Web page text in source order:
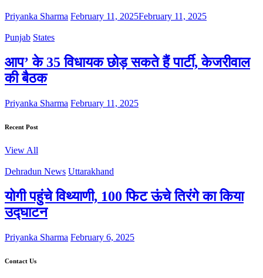
Priyanka Sharma February 11, 2025February 11, 2025
Punjab States
आप’ के 35 विधायक छोड़ सकते हैं पार्टी, केजरीवाल
की बैठक
Priyanka Sharma February 11, 2025
Recent Post
View All
Dehradun News Uttarakhand
योगी पहुंचे विथ्याणी, 100 फिट ऊंचे तिरंगे का किया
उद्घाटन
Priyanka Sharma February 6, 2025
Contact Us